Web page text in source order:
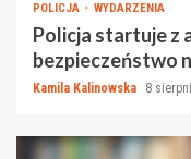
POLICJA WYDARZENIA
Policja startuje z
bezpieczeństwo
Kamila Kalinowska 8